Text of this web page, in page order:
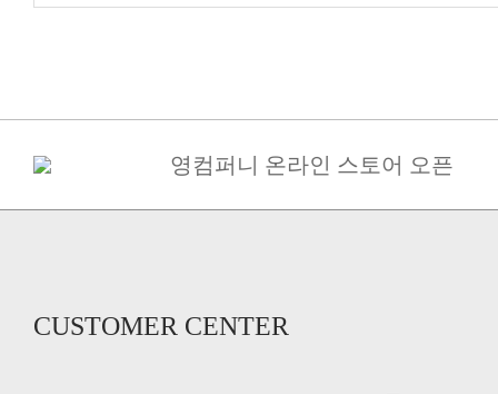
영컴퍼니 온라인 스토어 오픈
CUSTOMER CENTER